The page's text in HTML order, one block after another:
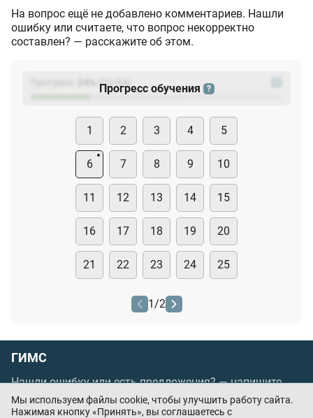
На вопрос ещё не добавлено комментариев. Нашли
ошибку или считаете, что вопрос некорректно
составлен? — расскажите об этом.
(23
Прогресс обучения ?
1 2 3 4 5
6 7 8 9 10
11 12 13 14 15
16 17 18 19 20
21 22 23 24 25
1 /2
ГИМС
Нашли ошибку или есть предложения? —напишите
нам
Порядок проведения оплаты по банковским
Мы используем файлы cookie, чтобы улучшить работу сайта.
Нажимая кнопку «Принять», вы соглашаетесь с